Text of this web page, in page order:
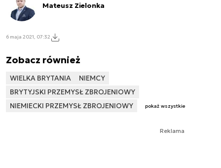
Mateusz Zielonka
6 maja 2021, 07:32
Zobacz również
WIELKA BRYTANIA
NIEMCY
BRYTYJSKI PRZEMYSŁ ZBROJENIOWY
NIEMIECKI PRZEMYSŁ ZBROJENIOWY
pokaż wszystkie
Reklama